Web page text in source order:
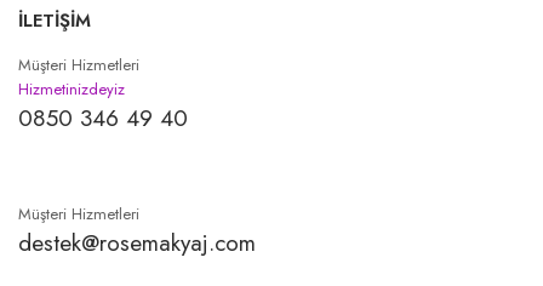
İLETİŞİM
Müşteri Hizmetleri
Hizmetinizdeyiz
0850 346 49 40
Müşteri Hizmetleri
destek@rosemakyaj.com